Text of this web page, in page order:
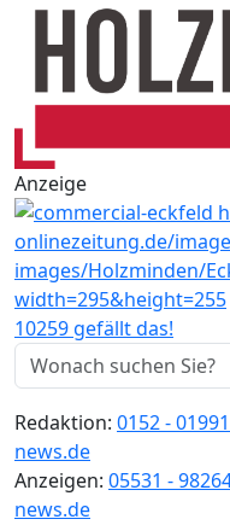
Anzeige
10259 gefällt das!
Redaktion: 0152 -
news.de
Anzeigen: 05531 -
news.de